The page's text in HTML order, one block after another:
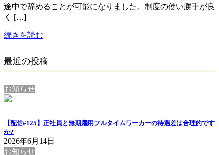
途中で辞めることが可能になりました。制度の使い勝手が良
く […]
続きを読む
最近の投稿
お知らせ
【配信#125】正社員と無期雇用フルタイムワーカーの待遇差は合理的です
か?
2026年6月14日
お知らせ